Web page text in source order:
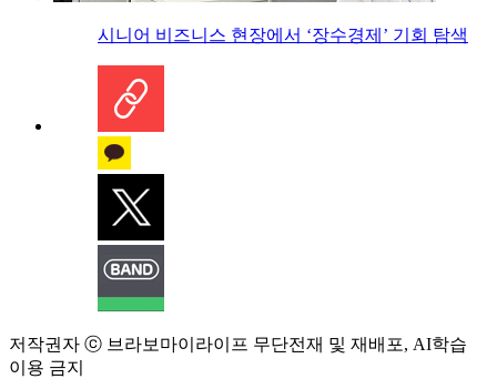
시니어 비즈니스 현장에서 ‘장수경제’ 기회 탐색
저작권자 ⓒ 브라보마이라이프 무단전재 및 재배포, AI학습
이용 금지